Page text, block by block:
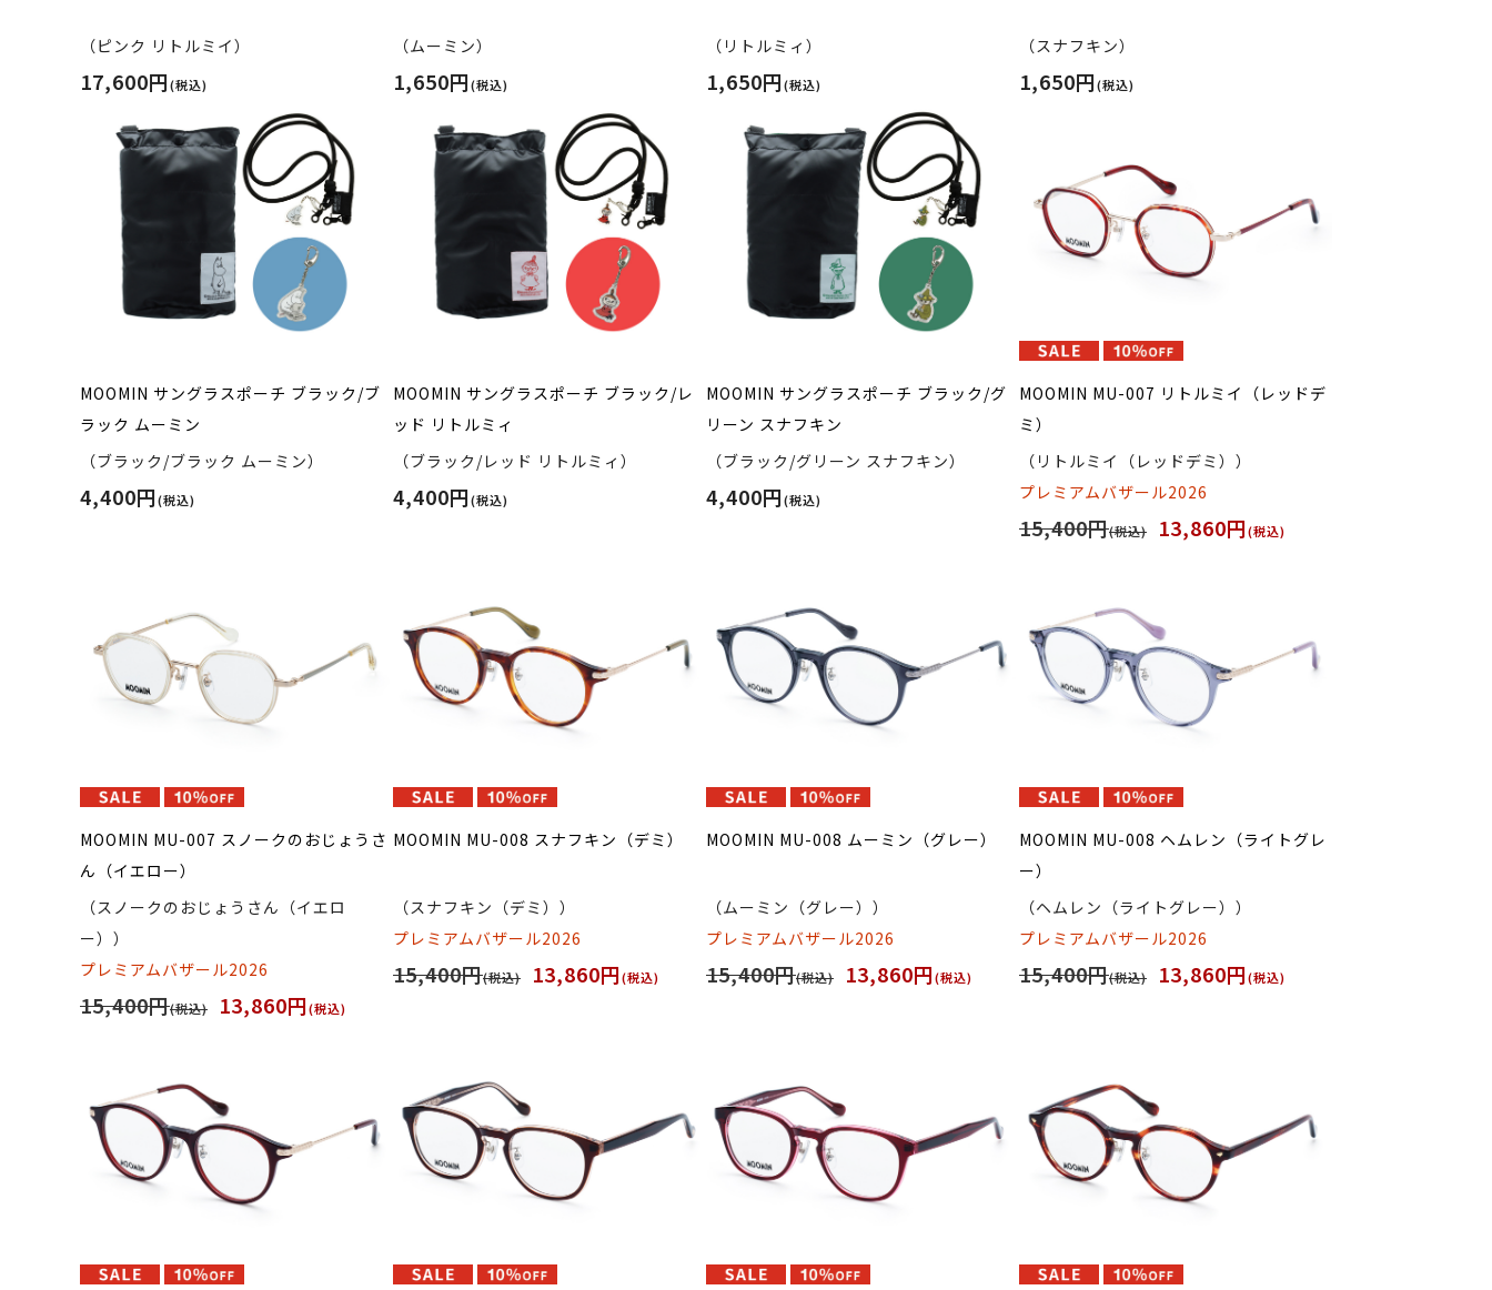
（ピンク リトルミイ）
17,600円(税込)
（ムーミン）
1,650円(税込)
（リトルミィ）
1,650円(税込)
（スナフキン）
1,650円(税込)
MOOMIN サングラスポーチ ブラック/ブ
ラック ムーミン
（ブラック/ブラック ムーミン）
4,400円(税込)
MOOMIN サングラスポーチ ブラック/レ
ッド リトルミィ
（ブラック/レッド リトルミィ）
4,400円(税込)
MOOMIN サングラスポーチ ブラック/グ
リーン スナフキン
（ブラック/グリーン スナフキン）
4,400円(税込)
MOOMIN MU-007 リトルミイ（レッドデ
ミ）
（リトルミイ（レッドデミ））
プレミアムバザール2026
15,400円(税込) 13,860円(税込)
MOOMIN MU-007 スノークのおじょうさ
ん（イエロー）
（スノークのおじょうさん（イエロ
ー））
プレミアムバザール2026
15,400円(税込) 13,860円(税込)
MOOMIN MU-008 スナフキン（デミ）
（スナフキン（デミ））
プレミアムバザール2026
15,400円(税込) 13,860円(税込)
MOOMIN MU-008 ムーミン（グレー）
（ムーミン（グレー））
プレミアムバザール2026
15,400円(税込) 13,860円(税込)
MOOMIN MU-008 ヘムレン（ライトグレ
ー）
（ヘムレン（ライトグレー））
プレミアムバザール2026
15,400円(税込) 13,860円(税込)